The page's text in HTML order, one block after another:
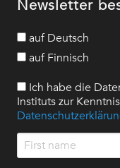
Newsletter
auf Deutsch
auf Finnisch
Ich habe die
Instituts zur